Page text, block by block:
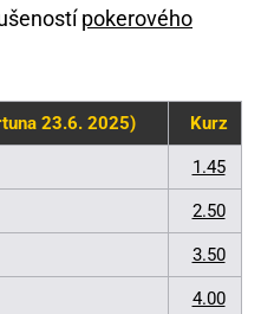
pokerového
23.6. 2025) Kurz
1.45
2.50
3.50
4.00